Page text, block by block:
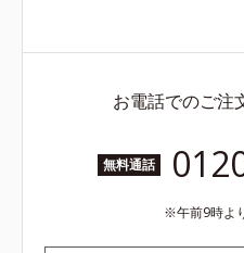
お電話でのご注
無料通話
午前9時よ